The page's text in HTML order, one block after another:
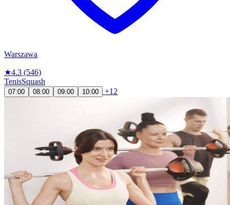
Warszawa
★4.3 (546)
TenisSquash
07:00 08:00 09:00 10:00 +12